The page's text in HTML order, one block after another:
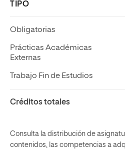
TIPO
Obligatorias
Prácticas Académicas
Externas
Trabajo Fin de Estudios
Créditos totales
Consulta la distribución de
contenidos, las competencias a